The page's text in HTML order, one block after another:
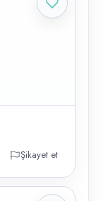
Şikayet et